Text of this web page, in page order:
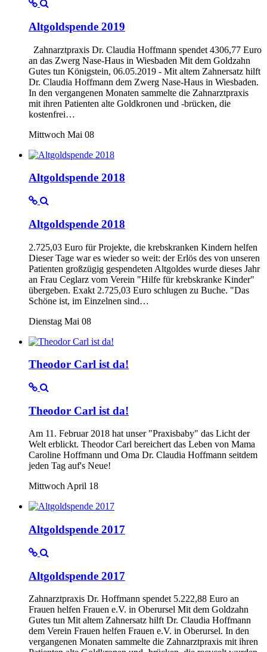
Altgoldspende 2019
Zahnarztpraxis Dr. Claudia Hoffmann spendet 4306,77 Euro
an das Zwerg Nase-Haus in Wiesbaden Mit dem Goldzahn
Gutes tun Königstein, 06.05.2019 - Mit altem Zahnersatz hilft
Dr. Claudia Hoffmann dem Zwerg Nase-Haus in Wiesbaden.
In den vergangenen Monaten sammelte die Zahnarztpraxis
mit ihren Patienten alte Goldkronen und -brücken, die
kostenfrei…
Mittwoch Mai 08
Altgoldspende 2018
Altgoldspende 2018
2.725,03 Euro für Projekte, die krebskranken Kindern helfen
Dieser Tage war es wieder so weit: der Erlös des von unseren
Patienten großzügig gespendeten Altgoldes wurde dieses Jahr
an Frau Ceglarz vom Verein "Hilfe für krebskranke Kinder"
übergeben. Exakt 2.725,03 Euro schlugen zu Buche. "Das
Schöne ist, im Einzelnen sind…
Dienstag Mai 08
Theodor Carl ist da!
Theodor Carl ist da!
Am 11. Februar 2018 hat unser "Praxisbaby" das Licht der
Welt erblickt. Theodor Carl bereichert das Leben von Mama
Caroline Hoffmann und Oma Dr. Claudia Hoffmann seitdem
jeden Tag auf's Neue!
Mittwoch April 18
Altgoldspende 2017
Altgoldspende 2017
Zahnarztpraxis Dr. Hoffmann spendet 5.222,88 Euro an
Frauen helfen Frauen e.V. in Oberursel Mit dem Goldzahn
Gutes tun Mit altem Zahnersatz hilft Dr. Claudia Hoffmann
dem Verein Frauen helfen Frauen e.V. in Oberursel. In den
vergangenen Monaten sammelte die Zahnarztpraxis mit ihren